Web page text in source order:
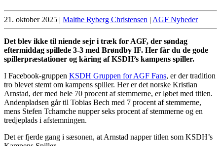
21. oktober 2025 | Malthe Ryberg Christensen | AGF Nyheder
Det blev ikke til niende sejr i træk for AGF, der søndag
eftermiddag spillede 3-3 med Brøndby IF. Her får du de gode
spillerpræstationer og kåring af KSDH’s kampens spiller.
I Facebook-gruppen KSDH Gruppen for AGF Fans, er der tradition
tro blevet stemt om kampens spiller. Her er det norske Kristian
Arnstad, der med hele 70 procent af stemmerne, er løbet med titlen.
Andenpladsen går til Tobias Bech med 7 procent af stemmerne,
mens Stefen Tchamche nupper seks procent af stemmerne og en
tredjeplads i afstemningen.
Det er fjerde gang i sæsonen, at Arnstad napper titlen som KSDH’s